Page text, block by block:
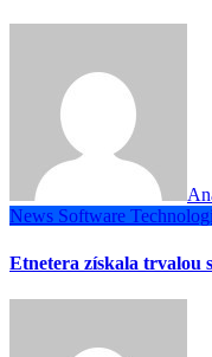
News Software
Etnetera získala trvalou